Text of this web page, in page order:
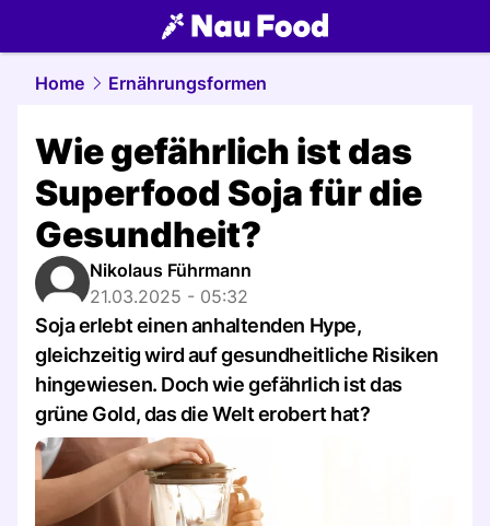
food.NAU.ch
Home Ernährungsformen
Wie gefährlich ist das
Superfood Soja für die
Gesundheit?
Nikolaus Führmann
21.03.2025 - 05:32
Soja erlebt einen anhaltenden Hype,
gleichzeitig wird auf gesundheitliche Risiken
hingewiesen. Doch wie gefährlich ist das
grüne Gold, das die Welt erobert hat?